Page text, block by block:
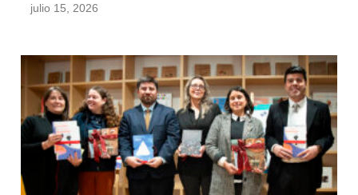
julio 15, 2026